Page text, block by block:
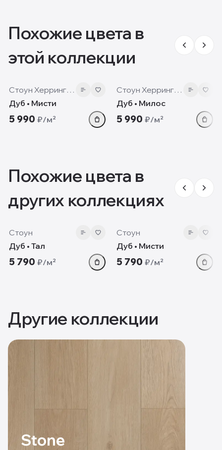
Похожие цвета в
этой коллекции
Стоун Херрингбон
Дуб • Мисти
5 990 ₽/м²
Стоун Херрингбон
Дуб • Милос
5 990 ₽/м²
Похожие цвета в
других коллекциях
8 мм
Стоун
Дуб • Тал
5 790 ₽/м²
8 мм
Стоун
Дуб • Мисти
5 790 ₽/м²
Другие коллекции
Stone